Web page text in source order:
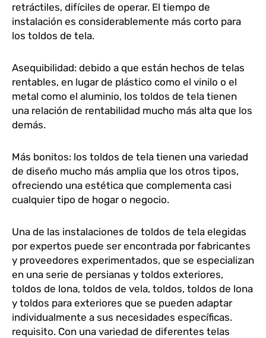
retráctiles, difíciles de operar. El tiempo de
instalación es considerablemente más corto para
los toldos de tela.
Asequibilidad: debido a que están hechos de telas
rentables, en lugar de plástico como el vinilo o el
metal como el aluminio, los toldos de tela tienen
una relación de rentabilidad mucho más alta que los
demás.
Más bonitos: los toldos de tela tienen una variedad
de diseño mucho más amplia que los otros tipos,
ofreciendo una estética que complementa casi
cualquier tipo de hogar o negocio.
Una de las instalaciones de toldos de tela elegidas
por expertos puede ser encontrada por fabricantes
y proveedores experimentados, que se especializan
en una serie de persianas y toldos exteriores,
toldos de lona, toldos de vela, toldos, toldos de lona
y toldos para exteriores que se pueden adaptar
individualmente a sus necesidades específicas.
requisito. Con una variedad de diferentes telas